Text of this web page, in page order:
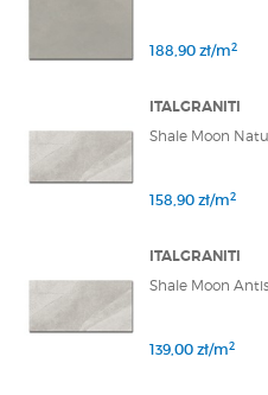
188,90 zł/m2
ITALGRANITI
Shale Moon
158,90 zł/m2
ITALGRANITI
Shale Moon
139,00 zł/m2